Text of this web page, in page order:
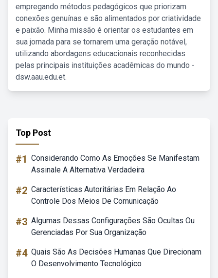
empregando métodos pedagógicos que priorizam
conexões genuínas e são alimentados por criatividade
e paixão. Minha missão é orientar os estudantes em
sua jornada para se tornarem uma geração notável,
utilizando abordagens educacionais reconhecidas
pelas principais instituições acadêmicas do mundo -
dsw.aau.edu.et.
Top Post
#1 Considerando Como As Emoções Se Manifestam
Assinale A Alternativa Verdadeira
#2 Características Autoritárias Em Relação Ao
Controle Dos Meios De Comunicação
#3 Algumas Dessas Configurações São Ocultas Ou
Gerenciadas Por Sua Organização
#4 Quais São As Decisões Humanas Que Direcionam
O Desenvolvimento Tecnológico